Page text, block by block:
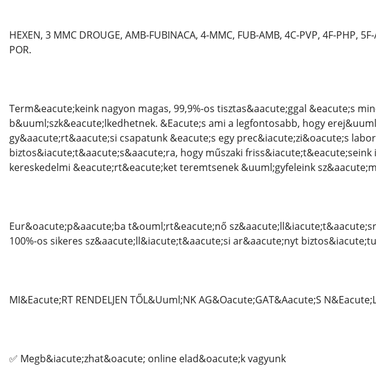
HEXEN, 3 MMC DROUGE, AMB-FUBINACA, 4-MMC, FUB-AMB, 4C-PVP, 4F-PHP,
POR.
Term&eacute;keink nagyon magas, 99,9%-os tisztas&aacute;ggal &eacute;s
b&uuml;szk&eacute;lkedhetnek. &Eacute;s ami a legfontosabb, hogy
gy&aacute;rt&aacute;si csapatunk &eacute;s egy prec&iacute;zi&oacute;s
biztos&iacute;t&aacute;s&aacute;ra, hogy műszaki
kereskedelmi &eacute;rt&eacute;ket teremtsenek &uuml;gyfeleink
Eur&oacute;p&aacute;ba t&ouml;rt&eacute;nő
100%-os sikeres sz&aacute;ll&iacute;t&aacute;si ar&aacute;nyt
MI&Eacute;RT RENDELJEN TŐL&Uuml;NK AG&Oacute;GAT&Aacute;S
✅ Megb&iacute;zhat&oacute; online elad&oacute;k vagyunk